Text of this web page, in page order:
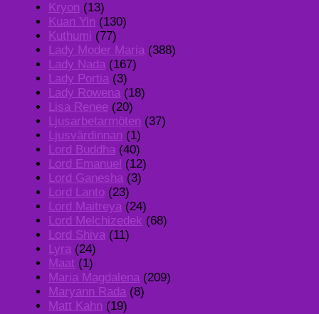
Kryon (13)
Kuan Yin (130)
Kuthumi (77)
Lady Moder Maria (388)
Lady Nada (167)
Lady Portia (3)
Lady Rowena (18)
Lisa Renee (20)
Ljusarbetarmöten (37)
Ljusvärdinnan (1)
Lord Buddha (40)
Lord Emanuel (12)
Lord Ganesha (3)
Lord Lanto (23)
Lord Maitreya (24)
Lord Melchizedek (68)
Lord Shiva (11)
Lyra (24)
Maat (1)
Maria Magdalena (209)
Maryann Rada (8)
Matt Kahn (19)